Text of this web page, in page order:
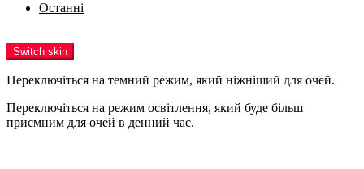
Останні
Switch skin
Переключіться на темний режим, який ніжніший для очей.
Переключіться на режим освітлення, який буде більш
приємним для очей в денний час.